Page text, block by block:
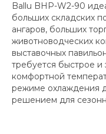
Ballu BHP-W2-90
больших складских
ангаров, больших
животноводческих
выставочных
требуется быстрое
комфортной
режиме охлаждения
решением для